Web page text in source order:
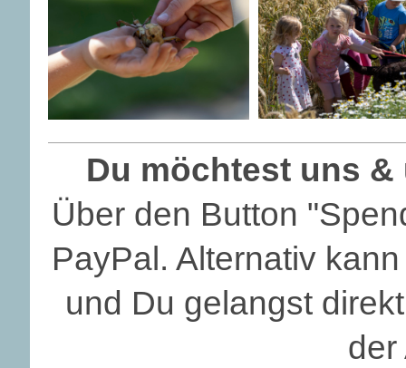
Du möchtest uns
Über den Button
PayPal. Alternativ
und Du gelangst
der